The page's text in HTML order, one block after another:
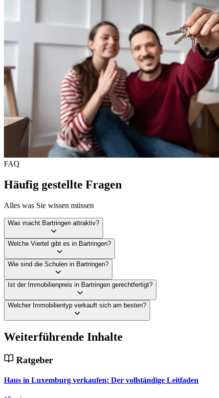
FAQ
Häufig gestellte Fragen
Alles was Sie wissen müssen
Was macht Bartringen attraktiv?
Welche Viertel gibt es in Bartringen?
Wie sind die Schulen in Bartringen?
Ist der Immobilienpreis in Bartringen gerechtfertigt?
Welcher Immobilientyp verkauft sich am besten?
Weiterführende Inhalte
Ratgeber
Haus in Luxemburg verkaufen: Der vollständige Leitfaden